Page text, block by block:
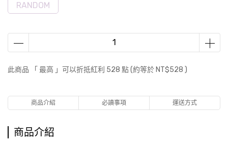
RANDOM
此商品 「 最高 」可以折抵紅利 528 點 (約等於 NT$528 )
商品介紹 必讀事項 運送方式
商品介紹